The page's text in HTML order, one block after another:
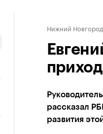
Нижний Новгород
рассказал
развития